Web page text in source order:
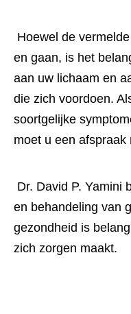
en gaan, is het
aan uw lichaam en
die zich voordoen.
soortgelijke
moet u een
en behandeling van
gezondheid is
zich zorgen maakt.